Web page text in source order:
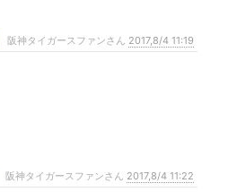
阪神タイガースファンさん 2017,8/4 11:19
阪神タイガースファンさん 2017,8/4 11:22